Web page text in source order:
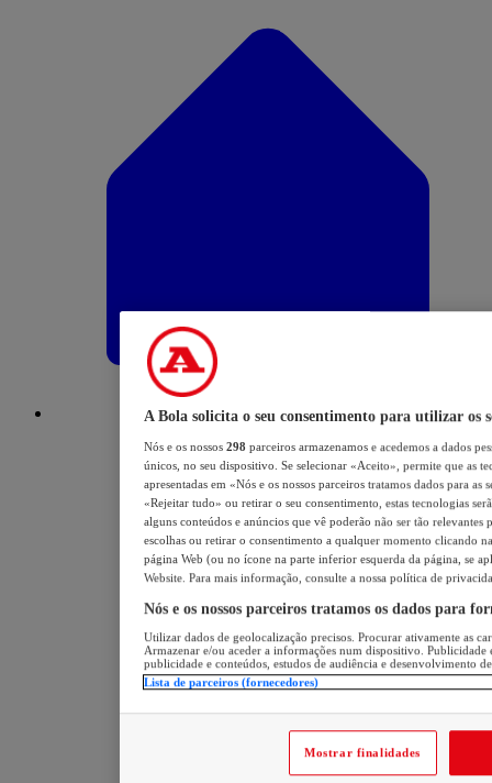
A Bola solicita o seu consentimento para utilizar os
Nós e os nossos 298 parceiros armazenamos e acedemos a dados
únicos, no seu dispositivo. Se selecionar «Aceito», permite que as
apresentadas em «Nós e os nossos parceiros tratamos dados para
«Rejeitar tudo» ou retirar o seu consentimento, estas tecnologias
alguns conteúdos e anúncios que vê poderão não ser tão relevantes
escolhas ou retirar o consentimento a qualquer momento clicando
página Web (ou no ícone na parte inferior esquerda da página, se
Website. Para mais informação, consulte a nossa política de
Nós e os nossos parceiros tratamos os dados para
Utilizar dados de geolocalização precisos. Procurar ativamente as
Armazenar e/ou aceder a informações num dispositivo. Publicidade
publicidade e conteúdos, estudos de audiência e desenvolvimento
Lista de parceiros (fornecedores)
Mostrar finalidades